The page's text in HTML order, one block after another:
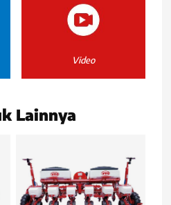
Video
Lainnya